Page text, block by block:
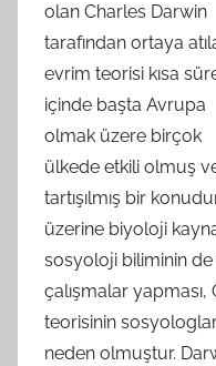
olan Charles Darwin
tarafından ortaya
evrim teorisi kısa
içinde başta Avrupa
olmak üzere birçok
ülkede etkili olmuş
tartışılmış bir
üzerine biyoloji
sosyoloji biliminin
çalışmalar yapması,
teorisinin
neden olmuştur.